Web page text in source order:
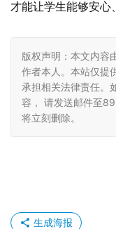
才能让学生能够安心
版权声明：本文内容
作者本人。本站仅提
承担相关法律责任。
容， 请发送邮件至
将立刻删除。
生成海报